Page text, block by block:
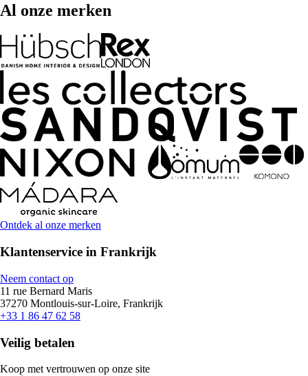
Al onze merken
Ontdek al onze merken
Klantenservice in Frankrijk
Neem contact op
11 rue Bernard Maris
37270 Montlouis-sur-Loire, Frankrijk
+33 1 86 47 62 58
Veilig betalen
Koop met vertrouwen op onze site